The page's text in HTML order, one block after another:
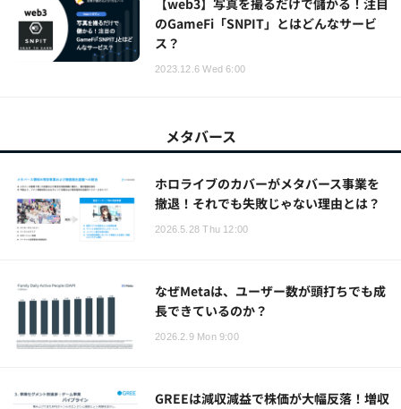
【web3】写真を撮るだけで儲かる！注目
のGameFi「SNPIT」とはどんなサービ
ス？
2023.12.6 Wed 6:00
メタバース
ホロライブのカバーがメタバース事業を
撤退！それでも失敗じゃない理由とは？
2026.5.28 Thu 12:00
なぜMetaは、ユーザー数が頭打ちでも成
長できているのか？
2026.2.9 Mon 9:00
GREEは減収減益で株価が大幅反落！増収